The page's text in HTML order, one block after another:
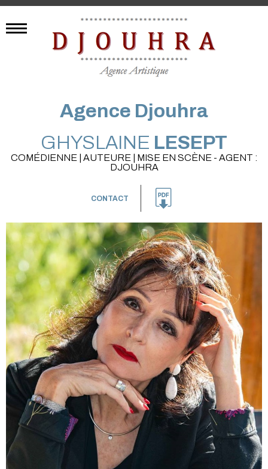
Agence Djouhra
GHYSLAINE LESEPT
COMÉDIENNE | AUTEURE | MISE EN SCÈNE - AGENT :
DJOUHRA
CONTACT